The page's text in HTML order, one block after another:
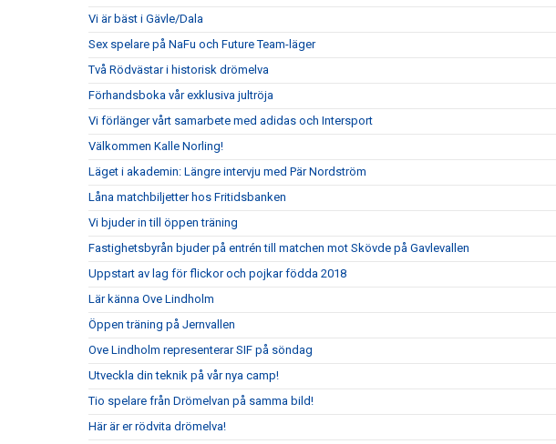
Vi är bäst i Gävle/Dala
Sex spelare på NaFu och Future Team-läger
Två Rödvästar i historisk drömelva
Förhandsboka vår exklusiva jultröja
Vi förlänger vårt samarbete med adidas och Intersport
Välkommen Kalle Norling!
Läget i akademin: Längre intervju med Pär Nordström
Låna matchbiljetter hos Fritidsbanken
Vi bjuder in till öppen träning
Fastighetsbyrån bjuder på entrén till matchen mot Skövde på Gavlevallen
Uppstart av lag för flickor och pojkar födda 2018
Lär känna Ove Lindholm
Öppen träning på Jernvallen
Ove Lindholm representerar SIF på söndag
Utveckla din teknik på vår nya camp!
Tio spelare från Drömelvan på samma bild!
Här är er rödvita drömelva!